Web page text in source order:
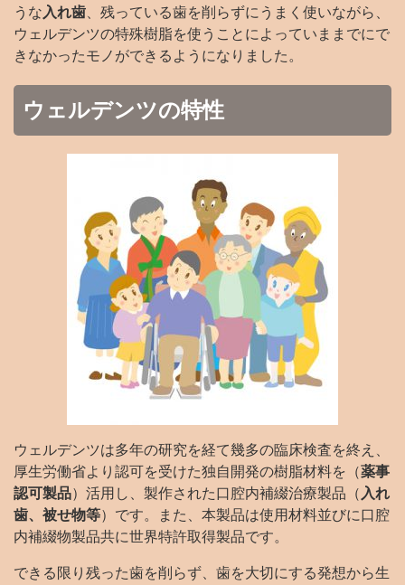
うな 入れ歯 、残っている歯を削らずにうまく使いながら、
ウェルデンツの特殊樹脂を使うことによっていままでにで
きなかったモノができるようになりました。
ウェルデンツの特性
ウェルデンツは多年の研究を経て幾多の臨床検査を終え、
厚生労働省より認可を受けた独自開発の樹脂材料を（薬事
認可製品）活用し、製作された口腔内補綴治療製品（ 入れ
歯、被せ物等）です。また、本製品は使用材料並びに口腔
内補綴物製品共に世界特許取得製品です。
できる限り残った歯を削らず、歯を大切にする発想から生